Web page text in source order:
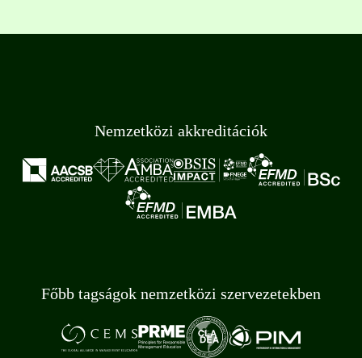
Nemzetközi akkreditációk
Főbb tagságok nemzetközi szervezetekben